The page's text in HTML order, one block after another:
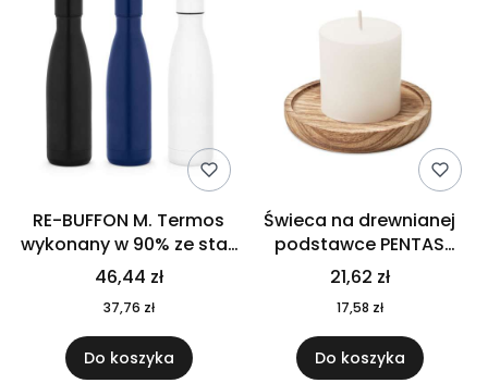
RE-BUFFON M. Termos
wykonany w 90% ze stali
nierdzewnej
pochodzącej z
recyklingu 520 ml 94294
46,44 zł
37,76 zł
Do koszyka
Świeca na drewnianej
podstawce PENTAS
MO6282-40
21,62 zł
17,58 zł
Do koszyka